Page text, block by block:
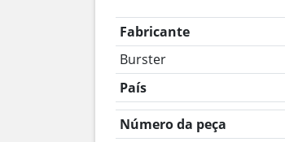
Fabricante
Burster
País
Número da peça